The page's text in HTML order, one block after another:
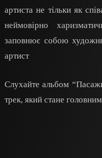
артиста не тільки як
неймовірно
заповнює собою
артист
Слухайте альбом
трек, який стане